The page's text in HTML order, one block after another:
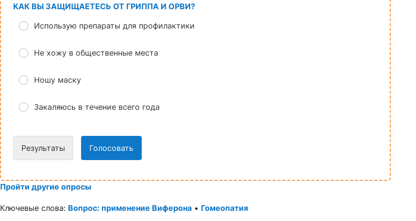
КАК ВЫ ЗАЩИЩАЕТЕСЬ ОТ ГРИППА И ОРВИ?
Использую препараты для профилактики
Не хожу в общественные места
Ношу маску
Закаляюсь в течение всего года
Результаты Голосовать
Пройти другие опросы
Ключевые слова: Вопрос: применение Виферона • Гомеопатия